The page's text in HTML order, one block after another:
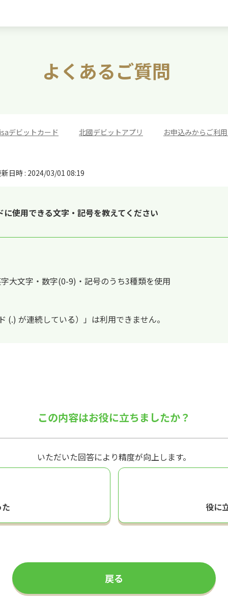
よくあるご質問
デビットカード 北國デビットアプリ お申込みからご利
日時 : 2024/03/01 08:19
使用できる文字・記号を教えてください
大文字・数字(0-9)・記号のうち3種類を使用
(.) が連続している）」は利用できません。
この内容はお役に立ちましたか？
いただいた回答により精度が向上します。
役に
戻る